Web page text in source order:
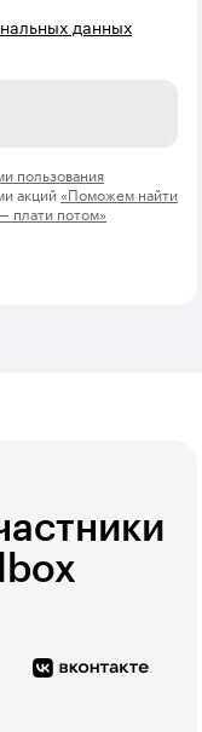
данных
пользования
акций «Поможем найти
плати потом»